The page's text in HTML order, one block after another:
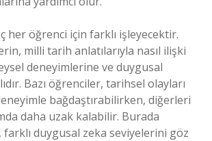
her öğrenci için farklı işleyecektir.
milli tarih anlatılarıyla nasıl ilişki
deneyimlerine ve duygusal
Bazı öğrenciler, tarihsel olayları
bağdaştırabilirken, diğerleri
daha uzak kalabilir. Burada
duygusal zeka seviyelerini göz